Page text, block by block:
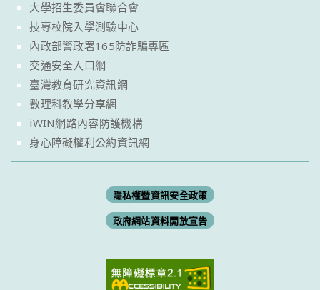
大學招生委員會聯合會
技專校院入學測驗中心
內政部警政署165防詐騙專區
交通安全入口網
臺灣教育研究資訊網
數理科教學分享網
iWIN網路內容防護機構
身心障礙權利公約資訊網
隱私權暨資訊安全政策
政府網站資料開放宣告